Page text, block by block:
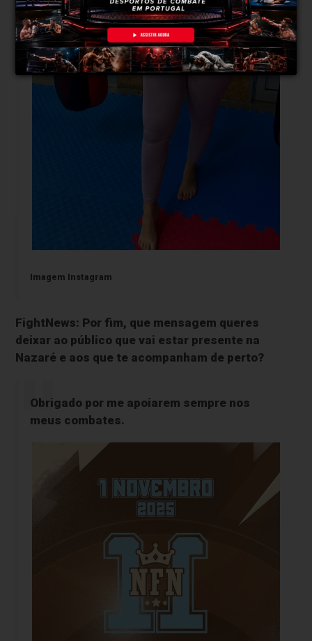
Imagem Instagram
FightNews: Por fim, que mensagem queres
deixar ao público que vai estar presente na
Nazaré e aos que te acompanham de perto?
Obrigado por me apoiarem sempre nos
meus combates.